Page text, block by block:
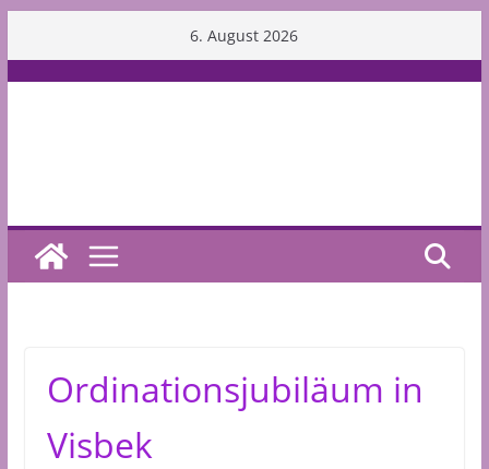
to
content
6. August 2026
Ordinationsjubiläum in
Visbek